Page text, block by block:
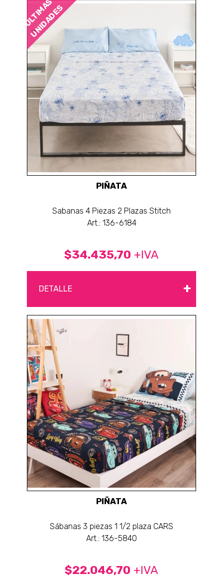
ÚLTIMAS
UNIDADES
PIÑATA
Sabanas 4 Piezas 2 Plazas Stitch
Art.: 136-6184
$34.435,70 +IVA
DETALLE +
PIÑATA
Sábanas 3 piezas 1 1/2 plaza CARS
Art.: 136-5840
$22.046,70 +IVA